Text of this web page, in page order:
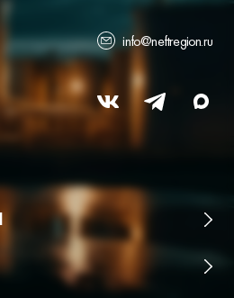
info@neftregion.ru